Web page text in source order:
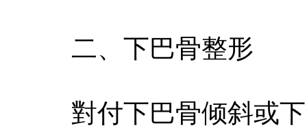
二、下巴骨整形
對付下巴骨倾斜或